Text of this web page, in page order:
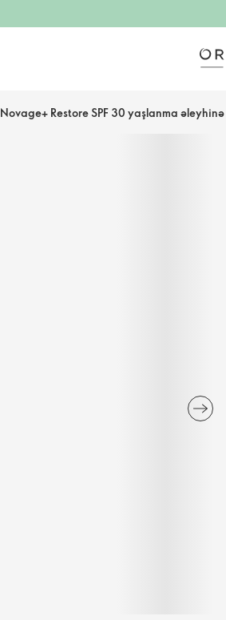
Novage+ Restore SPF 30 yaşlanma